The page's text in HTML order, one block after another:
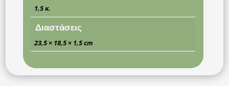
1,5 κ.
Διαστάσεις
23,5 × 18,5 × 1,5 cm